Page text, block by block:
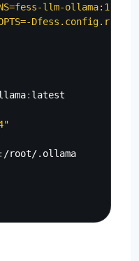
llm-
: latest
: /root/.ollama